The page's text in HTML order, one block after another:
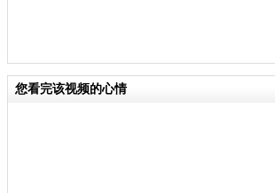
您看完该视频的心情